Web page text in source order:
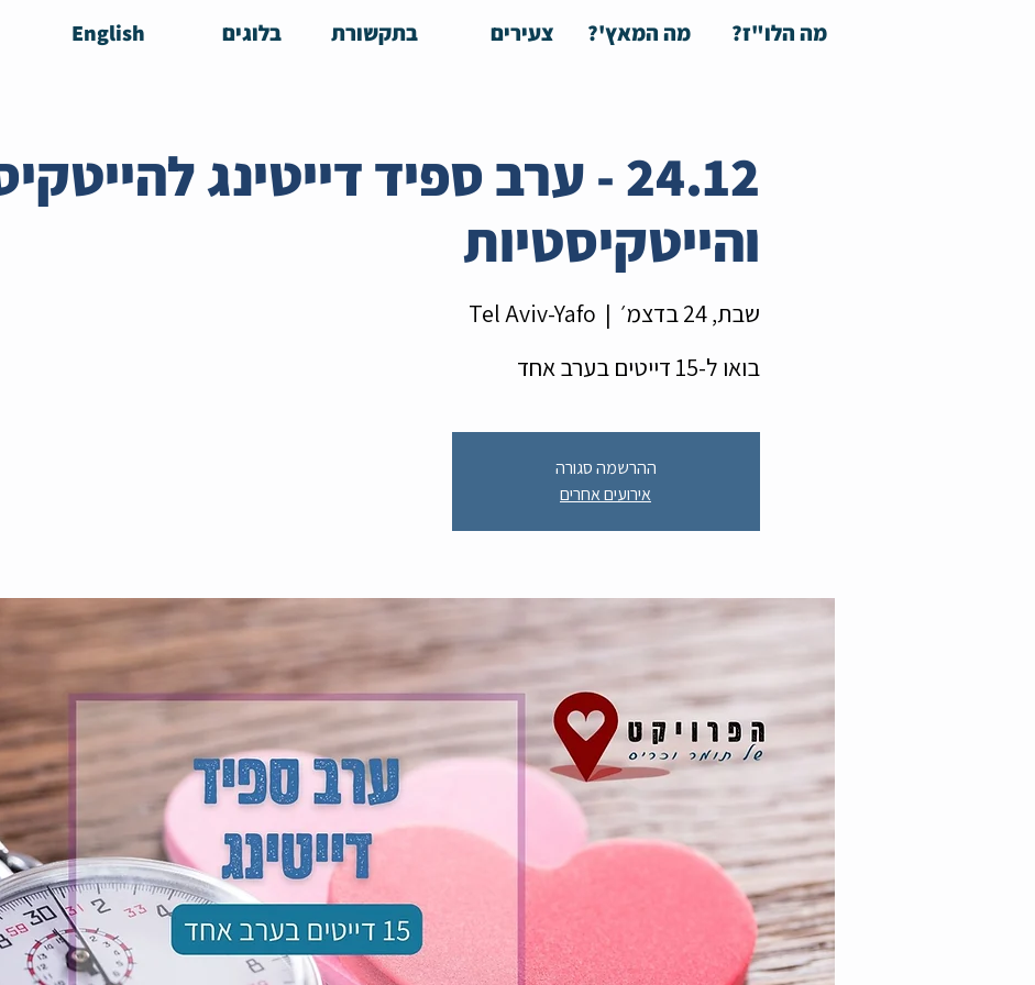
מה הלו"ז? מה המאץ'? צעירים בתקשורת בלוגים English
24.12 - ערב ספיד דייטינג
והייטקיסטיות
שבת, 24 בדצמ׳
  |
Tel Aviv-Yafo
בואו ל-15 דייטים בערב אחד
ההרשמה סגורה
אירועים אחרים